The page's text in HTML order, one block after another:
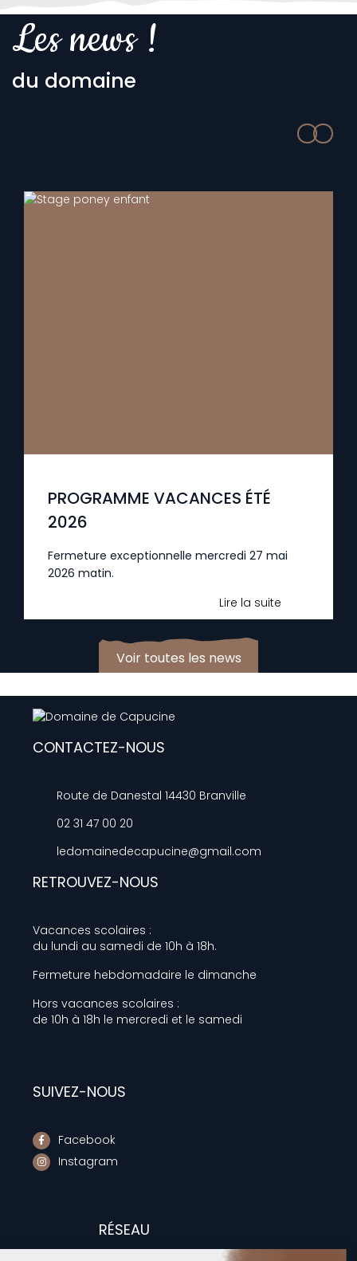
Les news !
du domaine
PROGRAMME VACANCES ÉTÉ
2026
Fermeture exceptionnelle mercredi 27 mai
2026 matin.
Lire la suite
Voir toutes les news
CONTACTEZ-NOUS
Route de Danestal 14430 Branville
02 31 47 00 20
ledomainedecapucine@gmail.com
RETROUVEZ-NOUS
Vacances scolaires :
du lundi au samedi de 10h à 18h.
Fermeture hebdomadaire le dimanche
Hors vacances scolaires :
de 10h à 18h le mercredi et le samedi
SUIVEZ-NOUS
Facebook
Instagram
RÉSEAU